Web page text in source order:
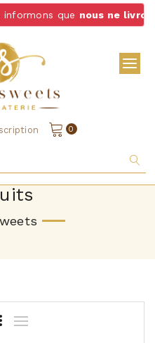
quenous ne livrons pas
0